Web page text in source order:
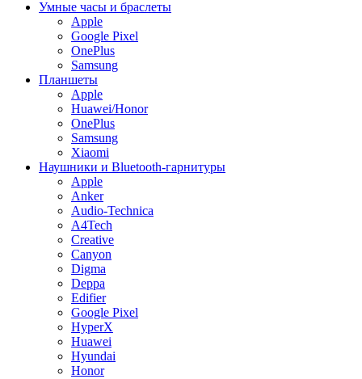
Умные часы и браслеты
Apple
Google Pixel
OnePlus
Samsung
Планшеты
Apple
Huawei/Honor
OnePlus
Samsung
Xiaomi
Наушники и Bluetooth-гарнитуры
Apple
Anker
Audio-Technica
A4Tech
Creative
Canyon
Digma
Deppa
Edifier
Google Pixel
HyperX
Huawei
Hyundai
Honor